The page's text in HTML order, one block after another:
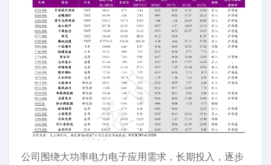
公司围绕大功率电力电子应用需求，长期投入，逐步